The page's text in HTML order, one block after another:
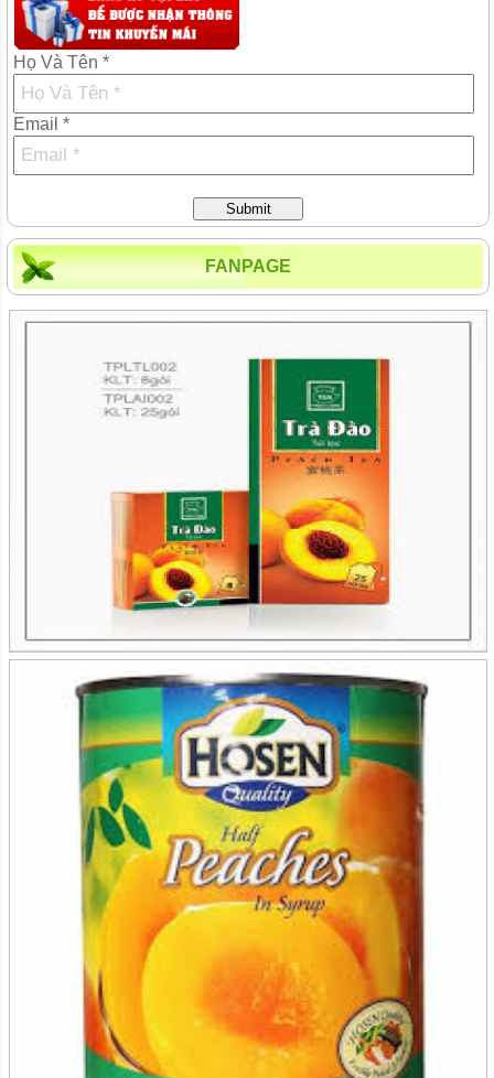
Họ Và Tên *
Email *
Submit
FANPAGE